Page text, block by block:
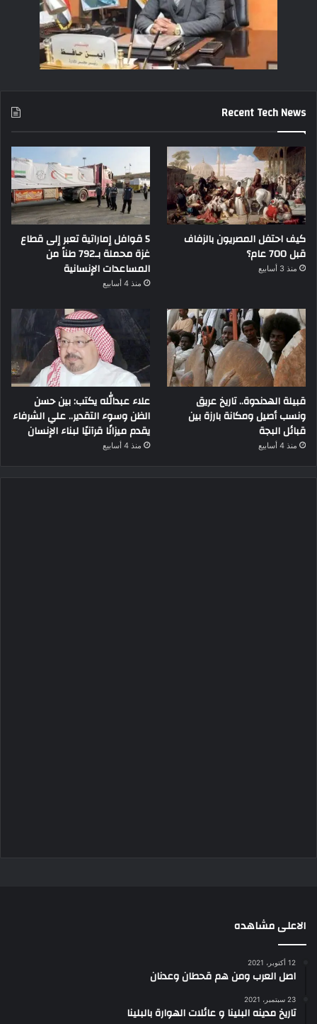
Recent Tech News
كيف احتفل المصريون بالزفاف
قبل 700 عام؟
منذ 3 أسابيع
5 قوافل إماراتية تعبر إلى قطاع
غزة محملة بـ792 طناً من
المساعدات الإنسانية
منذ 4 أسابيع
قبيلة الهدندوة.. تاريخ عريق
ونسب أصيل ومكانة بارزة بين
قبائل البجة
منذ 4 أسابيع
علاء عبدالله يكتب: بين حسن
الظن وسوء التقدير.. علي الشرفاء
يقدم ميزانًا قرآنيًا لبناء الإنسان
منذ 4 أسابيع
الاعلى مشاهده
12 أكتوبر، 2021
اصل العرب ومن هم قحطان وعدنان
23 سبتمبر، 2021
تاريخ مدينه البلينا و عائلات الهوارة بالبلينا